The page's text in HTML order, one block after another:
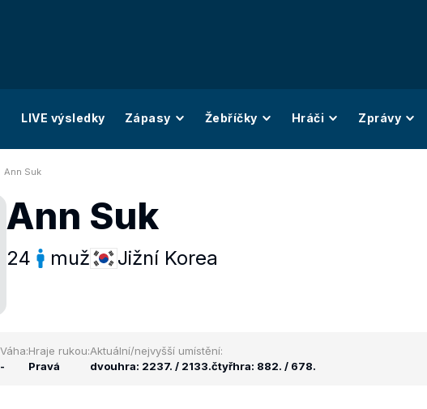
LIVE výsledky Zápasy Žebříčky Hráči Zprávy
Ann Suk
Ann Suk
24 muž Jižní Korea
Váha:
-
Hraje rukou:
Pravá
Aktuální/nejvyšší umístění:
dvouhra: 2237. / 2133.čtyřhra: 882. / 678.